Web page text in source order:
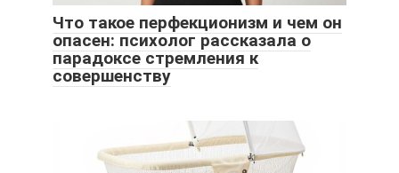
Что такое перфекционизм и чем он
опасен: психолог рассказала о
парадоксе стремления к
совершенству